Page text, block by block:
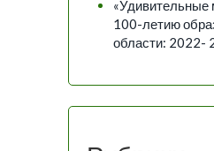
«Удивительные
100-летию
области: 2022-